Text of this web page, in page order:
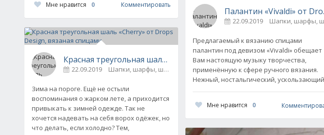
Мне нравится 0 Комментировать
Красная треугольная шаль «Cherry» от Drops Design, вязаная
22.09.2019 Шапки, шарфы, шали, снуды и палантины 0
Зима на пороге. Ещё не остыли
воспоминания о жарком лете, а приходится
привыкать к зимней одежде. Так не
хочется надевать на себя ворох одёжек, но
что делать, если холодно? Тем,
Палантин «Vivaldi» от
22.09.2019 Шапки, шарфы,
Предлагаемый к вязанию спицами
палантин под девизом «Vivaldi» обещает
Вам настоящую музыку творчества,
применённую к сфере ручного вязания.
Нежный, ностальгический,
Мне нравится 0